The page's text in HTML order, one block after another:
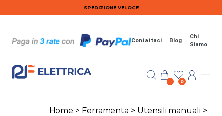
Salta al contenuto principaleSPEDIZIONE VELOCE
Contattaci Blog
Chi
Siamo
0
Home > Ferramenta > Utensili manuali >